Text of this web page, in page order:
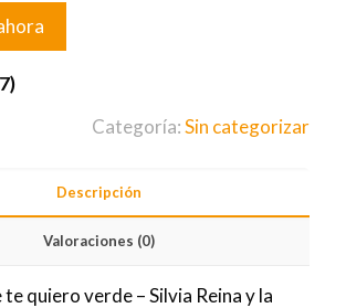
Categoría:Sin categorizar
Descripción
Valoraciones (0)
te quiero verde – Silvia Reina y la